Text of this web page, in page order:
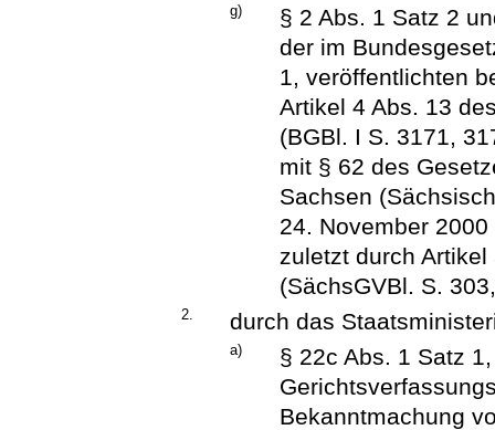
g)
§ 2 Abs. 1 Satz 2
der im
1, veröffentlichten
Artikel 4 Abs. 13
(BGBl. I S. 3171,
mit § 62 des
Sachsen
24. November
zuletzt durch
(SächsGVBl. S.
2. durch das
a)
§ 22c Abs. 1 Satz
Bekanntmachung